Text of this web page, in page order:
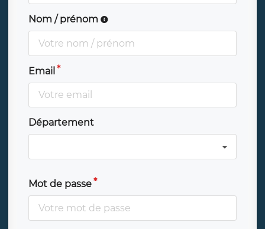
Nom / prénom
Email
Département
Mot de passe